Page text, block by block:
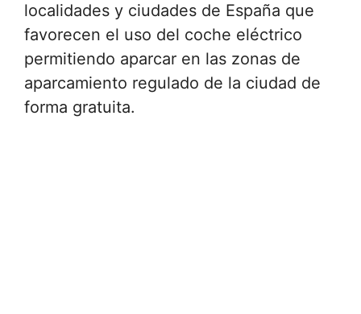
localidades y ciudades de España que
favorecen el uso del coche eléctrico
permitiendo aparcar en las zonas de
aparcamiento regulado de la ciudad de
forma gratuita.